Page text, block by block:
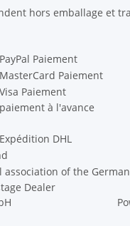
hors emballage et